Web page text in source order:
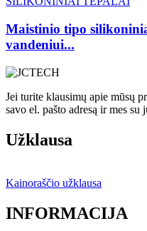
Maistinio tipo
vandeniui...
Jei turite klausimų apie mūsų
savo el. pašto adresą ir mes su
Užklausa
Kainoraščio užklausa
INFORMACIJA